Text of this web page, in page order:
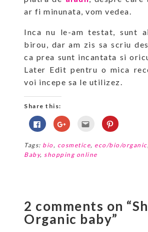
ar fi minunata, vom vedea.
Inca nu le-am testat, sunt
birou, dar am zis sa scriu
ca prea sunt incantata si
Later Edit pentru o mica
voi incepe sa le utilizez.
Share this:
Click
to
share
Facebook
(Opens
in
Click
to
Google+
(Opens
in
Click
email
to
a
friend
Click
to
Pinterest
Tags: bio , cosmetice, eco/bio/organic
Baby, shopping online
2 comments on
Organic baby”